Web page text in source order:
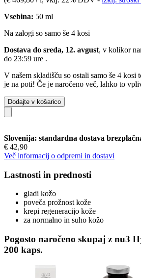
Vsebina: 50 ml
Na zalogi so samo še 4 kosi
Dostava do sreda, 12. avgust, v kolikor
do 23:59 ure .
V našem skladišču so ostali samo še 4 kosi
je na poti! Če je naročeno več, lahko to
Dodajte v košarico
Slovenija: standardna dostava
€ 42,90
Več informacij o odpremi in dostavi
Lastnosti in prednosti
gladi kožo
poveča prožnost kože
krepi regeneracijo kože
za normalno in suho kožo
Pogosto naročeno skupaj z nu3
200 kaps.